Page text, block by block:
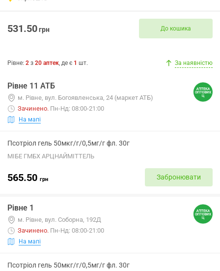
531.50грн До кошика
Рівне: 2 з 20 аптек, де є 1 шт. За наявністю
Рівне 11 АТБ
м. Рівне, вул. Богоявленська, 24 (маркет АТБ)
Зачинено. Пн-Нд: 08:00-21:00
На мапі
Псотріол гель 50мкг/г/0,5мг/г фл. 30г
МІБЕ ГМБХ АРЦНАЙМІТТЕЛЬ
565.50 грн Забронювати
Рівне 1
м. Рівне, вул. Соборна, 192Д
Зачинено. Пн-Нд: 08:00-21:00
На мапі
Псотріол гель 50мкг/г/0,5мг/г фл. 30г